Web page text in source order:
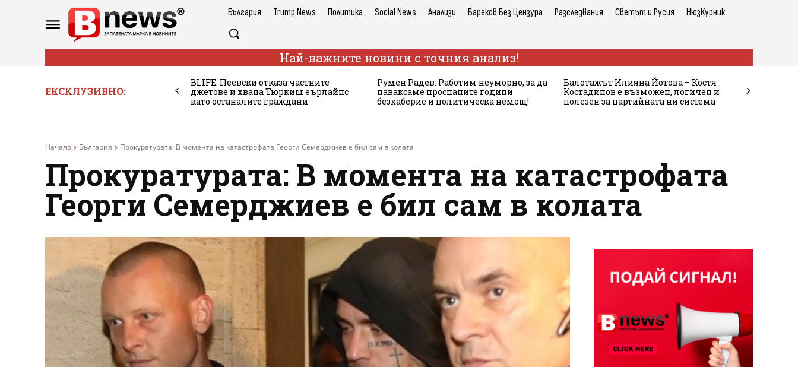
България Trump News Политика Social News Анализи Бареков Без Цензура Разследвания Светът и Русия НюзКурник
Най-важните новини с точния анализ!
ЕКСКЛУЗИВНО:
BLIFE: Пеевски отказа частните
джетове и хвана Тюркиш еърлайнс
като останалите граждани
Румен Радев: Работим неуморно, за да
наваксаме проспаните години
безхаберие и политическа немощ!
Балотажът Илияна Йотова – Костя
Костадинов е възможен, логичен и
полезен за партийната ни система
Начало България Прокуратурата: В момента на катастрофата Георги Семерджиев е бил сам в колата
Прокуратурата: В момента на катастрофата
Георги Семерджиев е бил сам в колата